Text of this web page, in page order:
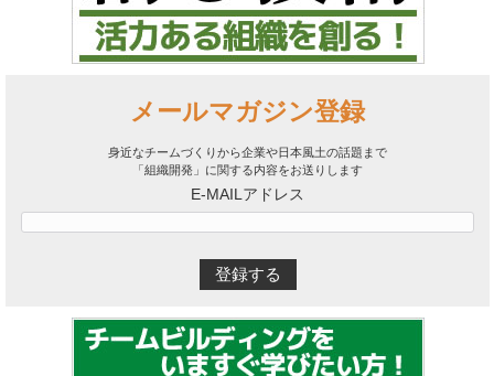
メールマガジン登録
身近なチームづくりから企業や日本風土の話題まで
「組織開発」に関する内容をお送りします
E-MAILアドレス